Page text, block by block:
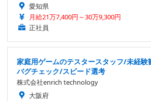
愛知県
月給21万7,400円～30万9,300円
正社員
家庭用ゲームのテスタースタッフ/未経
バグチェック/スピード選考
株式会社enrich technology
大阪府